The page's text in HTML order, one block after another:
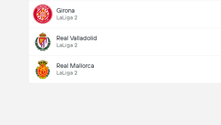
Girona
LaLiga 2
Real Valladolid
LaLiga 2
Real Mallorca
LaLiga 2